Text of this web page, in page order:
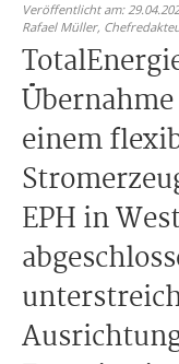
Veröffentlicht am:
Rafael Müller,
einem
EPH in